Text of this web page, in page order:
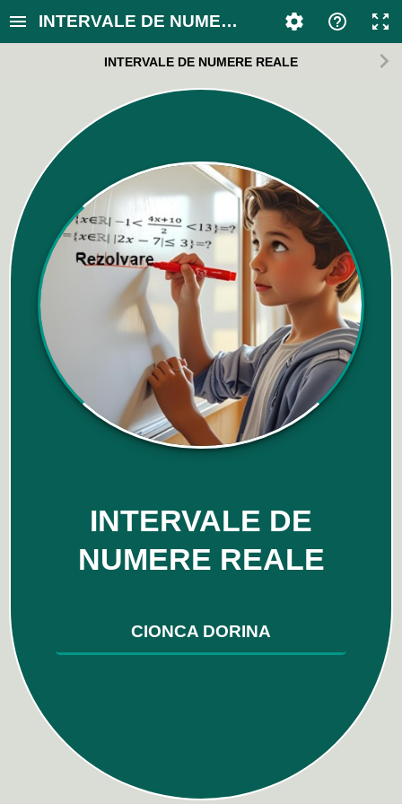
INTERVALE DE NUMERE REALE
INTERVALE DE NUMERE REALE
INTERVALE DE
NUMERE REALE
CIONCA DORINA